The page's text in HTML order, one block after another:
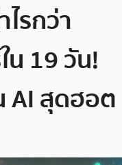
รกว่า
น 19 วัน!
AI สุดฮอต